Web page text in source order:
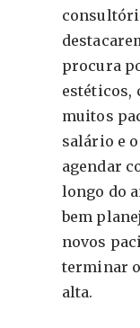
procura
estéticos,
muitos
salário e
agendar
longo do
bem
novos
terminar
alta.